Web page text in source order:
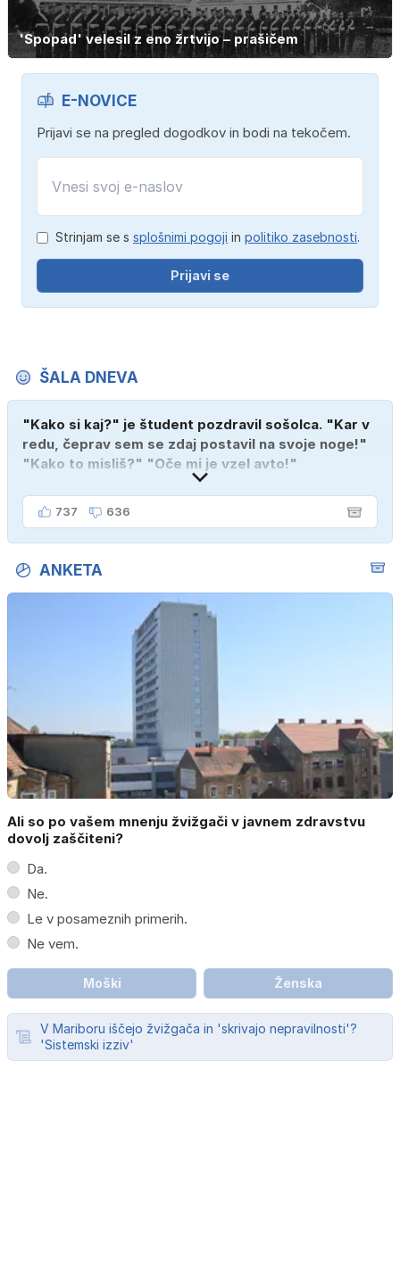
'Spopad' velesil z eno žrtvijo – prašičem
E-NOVICE
Prijavi se na pregled dogodkov in bodi na tekočem.
Strinjam se s splošnimi pogoji in politiko zasebnosti.
Prijavi se
ŠALA DNEVA
"Kako si kaj?" je študent pozdravil sošolca. "Kar v
redu, čeprav sem se zdaj postavil na svoje noge!"
"Kako to misliš?" "Oče mi je vzel avto!"
737 636
ANKETA
Ali so po vašem mnenju žvižgači v javnem zdravstvu
dovolj zaščiteni?
Da.
Ne.
Le v posameznih primerih.
Ne vem.
Moški Ženska
V Mariboru iščejo žvižgača in 'skrivajo nepravilnosti'?
'Sistemski izziv'